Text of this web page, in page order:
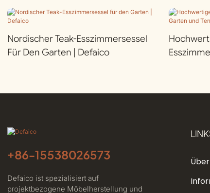
Nordischer Teak-Esszimmersessel
Für Den Garten | Defaico
+86-15538026573
Defaico ist spezialisiert auf
projektbezogene Möbelherstellung und